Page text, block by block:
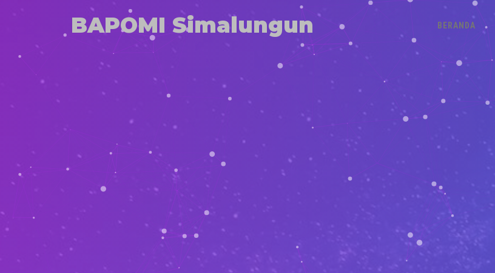
BAPOMI Simalungun BERANDA